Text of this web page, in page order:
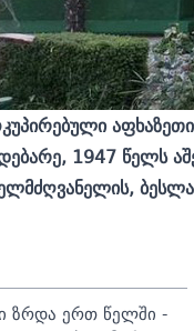
1947 წელს
ზრდა ერთ წელში -